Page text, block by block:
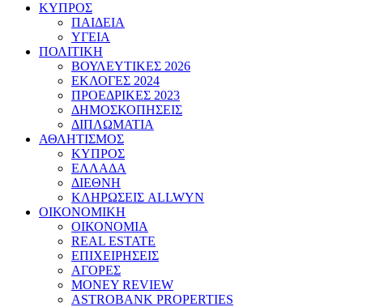
ΚΥΠΡΟΣ
ΠΑΙΔΕΙΑ
ΥΓΕΙΑ
ΠΟΛΙΤΙΚΗ
ΒΟΥΛΕΥΤΙΚΕΣ 2026
ΕΚΛΟΓΕΣ 2024
ΠΡΟΕΔΡΙΚΕΣ 2023
ΔΗΜΟΣΚΟΠΗΣΕΙΣ
ΔΙΠΛΩΜΑΤΙΑ
ΑΘΛΗΤΙΣΜΟΣ
ΚΥΠΡΟΣ
ΕΛΛΑΔΑ
ΔΙΕΘΝΗ
ΚΛΗΡΩΣΕΙΣ ALLWYN
ΟΙΚΟΝΟΜΙΚΗ
ΟΙΚΟΝΟΜΙΑ
REAL ESTATE
ΕΠΙΧΕΙΡΗΣΕΙΣ
ΑΓΟΡΕΣ
MONEY REVIEW
ASTROBANK PROPERTIES